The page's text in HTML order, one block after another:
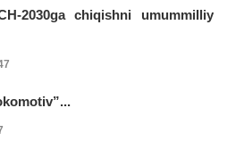
2030ga chiqishni umummilliy